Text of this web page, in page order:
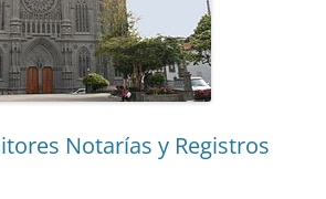
Notarías y Registros